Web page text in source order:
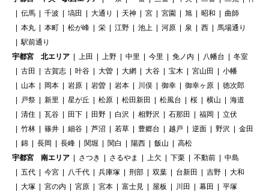
伝馬
千波 塙田 大通り 天神 宮 宮園 旭 昭和
曲師
本丸
本町 松が峰 栄 江野 池上 河原 泉 西
馬場通り
駅前通り
宇都宮 北エリア
上田 上野 中里 今里 免ノ内 八幡台
冬室
古田
古賀志 叶谷 大曽 大網 大谷 宝木 宮山田
小幡
山本
岡本 岩原 岩曽 岩本 川俣 御幸 御幸ヶ原
徳次郎
戸祭
新里 星が丘 松原 松田新田 松風台 桜 横山
海道
清住
瓦谷 田下 田野 白沢 相野沢 石那田 福岡
立伏
竹林
篠井 細谷 芦沼 若草 豊郷台 越戸 逆面 野沢
金田
錦
長岡 長峰 関堀 関白 陽西 飯山
高松
宇都宮 南エリア
さつき さるやま 上欠 下栗 不動前
中島
五代
今宮 八千代 兵庫塚 刑部 双葉 台新田 吉野
大和
大塚
宮の内 宮原 宮本 富士見 屋板 川田 幕田
平塚